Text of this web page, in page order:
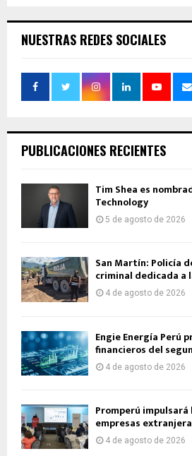
NUESTRAS REDES SOCIALES
PUBLICACIONES RECIENTES
Tim Shea es
Technology
5 de agosto de 2026
San Martín: Policía
criminal dedicada a
4 de agosto de 2026
Engie Energía Perú
financieros del
4 de agosto de 2026
Promperú
empresas
4 de agosto de 2026